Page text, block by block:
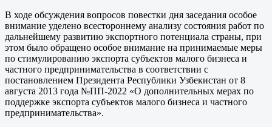
В ходе обсуждения вопросов повестки дня заседания особое
внимание уделено всестороннему анализу состояния работ по
дальнейшему развитию экспортного потенциала страны, при
этом было обращено особое внимание на принимаемые меры
по стимулированию экспорта субъектов малого бизнеса и
частного предпринимательства в соответствии с
постановлением Президента Республики Узбекистан от 8
августа 2013 года №ПП-2022 «О дополнительных мерах по
поддержке экспорта субъектов малого бизнеса и частного
предпринимательства».